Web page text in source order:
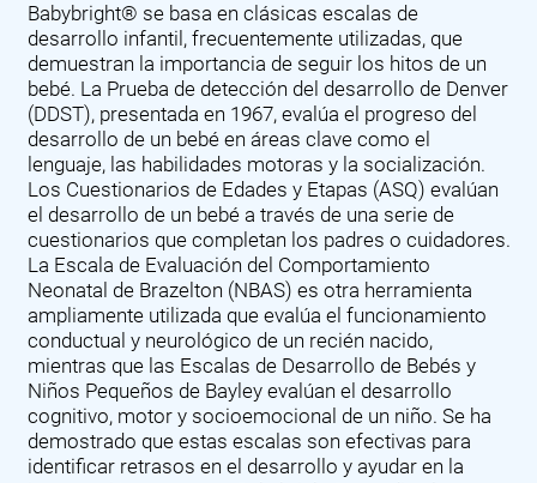
Babybright® se basa en clásicas escalas de
desarrollo infantil, frecuentemente utilizadas, que
demuestran la importancia de seguir los hitos de un
bebé. La Prueba de detección del desarrollo de Denver
(DDST), presentada en 1967, evalúa el progreso del
desarrollo de un bebé en áreas clave como el
lenguaje, las habilidades motoras y la socialización.
Los Cuestionarios de Edades y Etapas (ASQ) evalúan
el desarrollo de un bebé a través de una serie de
cuestionarios que completan los padres o cuidadores.
La Escala de Evaluación del Comportamiento
Neonatal de Brazelton (NBAS) es otra herramienta
ampliamente utilizada que evalúa el funcionamiento
conductual y neurológico de un recién nacido,
mientras que las Escalas de Desarrollo de Bebés y
Niños Pequeños de Bayley evalúan el desarrollo
cognitivo, motor y socioemocional de un niño. Se ha
demostrado que estas escalas son efectivas para
identificar retrasos en el desarrollo y ayudar en la